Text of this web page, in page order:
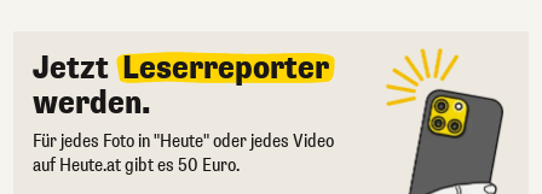
Jetzt Leserreporter
werden.
Für jedes Foto in "Heute" oder jedes Video
auf Heute.at gibt es 50 Euro.